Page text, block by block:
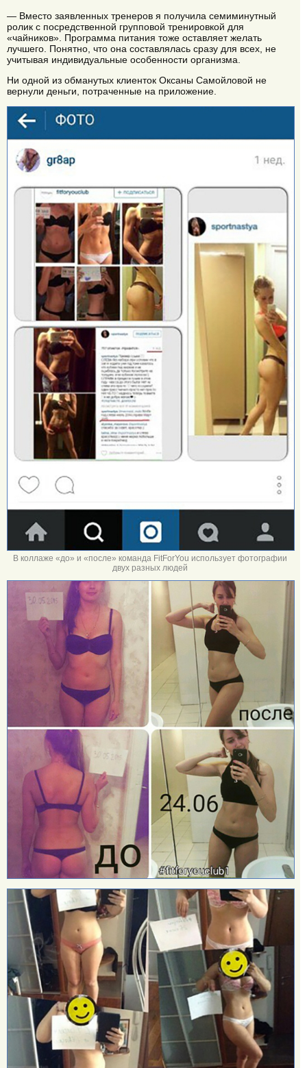
— Вместо заявленных тренеров я получила семиминутный
ролик с посредственной групповой тренировкой для
«чайников». Программа питания тоже оставляет желать
лучшего. Понятно, что она составлялась сразу для всех, не
учитывая индивидуальные особенности организма.
Ни одной из обманутых клиенток Оксаны Самойловой не
вернули деньги, потраченные на приложение.
В коллаже «до» и «после» команда FitForYou использует фотографии
двух разных людей